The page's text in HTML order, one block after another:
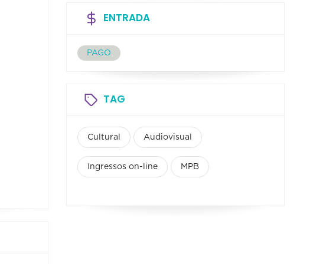
ENTRADA
PAGO
TAG
Cultural Audiovisual
Ingressos on-line MPB